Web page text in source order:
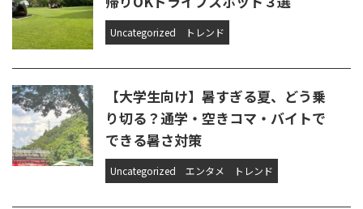
Uncategorized トレンド
【大学生向け】暑すぎる夏、どう乗
り切る？通学・空きコマ・バイトで
できる暑さ対策
Uncategorized エンタメ トレンド